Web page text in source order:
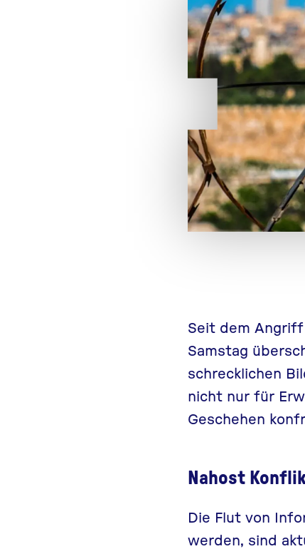
Seit dem
Samstag
schrecklichen
nicht nur für
Geschehen
Nahost
Die Flut von
werden, sind